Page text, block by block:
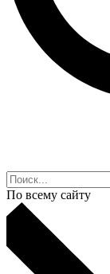
По всему сайту